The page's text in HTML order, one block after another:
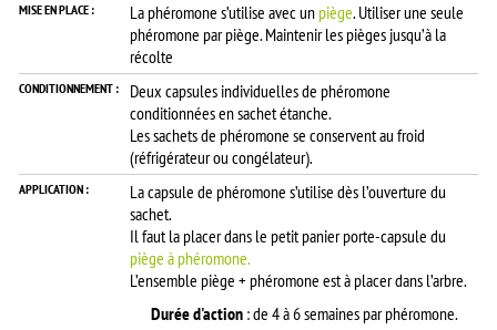
MISE EN PLACE : La phéromone s’utilise avec un piège. Utiliser une seule
phéromone par piège. Maintenir les pièges jusqu’à la
récolte
CONDITIONNEMENT :
Deux capsules individuelles de phéromone
conditionnées en sachet étanche.
Les sachets de phéromone se conservent au froid
(réfrigérateur ou congélateur).
APPLICATION :
La capsule de phéromone s’utilise dès l’ouverture du
sachet.
Il faut la placer dans le petit panier porte-capsule du
piège à phéromone.
L’ensemble piège + phéromone est à placer dans l’arbre.
Durée d'action: de 4 à 6 semaines par phéromone.